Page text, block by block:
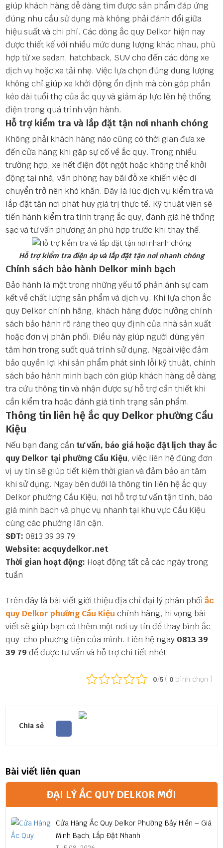
giúp khách hàng dễ dàng tìm được sản phẩm đáp ứng
đúng nhu cầu sử dụng mà không phải đánh đổi giữa
hiệu suất và chi phí. Các dòng ắc quy Delkor hiện nay
được thiết kế với nhiều mức dung lượng khác nhau, phù
hợp từ xe sedan, hatchback, SUV cho đến các dòng xe
dịch vụ hoặc xe tải nhẹ. Việc lựa chọn đúng dung lượng
không chỉ giúp xe khởi động ổn định mà còn góp phần
kéo dài tuổi thọ của ắc quy và giảm áp lực lên hệ thống
điện trong quá trình vận hành.
Hỗ trợ kiểm tra và lắp đặt tận nơi nhanh chóng
Không phải khách hàng nào cũng có thời gian đưa xe
đến cửa hàng khi gặp sự cố về ắc quy. Trong nhiều
trường hợp, xe hết điện đột ngột hoặc không thể khởi
động tại nhà, văn phòng hay bãi đỗ xe khiến việc di
chuyển trở nên khó khăn. Đây là lúc dịch vụ kiểm tra và
lắp đặt tận nơi phát huy giá trị thực tế. Kỹ thuật viên sẽ
tiến hành kiểm tra tình trạng ắc quy, đánh giá hệ thống
sạc và tư vấn phương án phù hợp trước khi thay thế.
Hỗ trợ kiểm tra điện áp và lắp đặt tận nơi nhanh chóng
Chính sách bảo hành Delkor minh bạch
Bảo hành là một trong những yếu tố phản ánh sự cam
kết về chất lượng sản phẩm và dịch vụ. Khi lựa chọn ắc
quy Delkor chính hãng, khách hàng được hưởng chính
sách bảo hành rõ ràng theo quy định của nhà sản xuất
hoặc đơn vị phân phối. Điều này giúp người dùng yên
tâm hơn trong suốt quá trình sử dụng. Ngoài việc đảm
bảo quyền lợi khi sản phẩm phát sinh lỗi kỹ thuật, chính
sách bảo hành minh bạch còn giúp khách hàng dễ dàng
tra cứu thông tin và nhận được sự hỗ trợ cần thiết khi
cần kiểm tra hoặc đánh giá tình trạng sản phẩm.
Thông tin liên hệ ắc quy Delkor phường Cầu
Kiệu
Nếu bạn đang cần tư vấn, báo giá hoặc đặt lịch thay ắc
quy Delkor tại phường Cầu Kiệu, việc liên hệ đúng đơn
vị uy tín sẽ giúp tiết kiệm thời gian và đảm bảo an tâm
khi sử dụng. Ngay bên dưới là thông tin liên hệ ắc quy
Delkor phường Cầu Kiệu, nơi hỗ trợ tư vấn tận tình, báo
giá minh bạch và phục vụ nhanh tại khu vực Cầu Kiệu
cùng các phường lân cận.
SĐT: 0813 39 39 79
Website: acquydelkor.net
Thời gian hoạt động: Hoạt động tất cả các ngày trong
tuần
Trên đây là bài viết giới thiệu địa chỉ đại lý phân phối ắc
quy Delkor phường Cầu Kiệuchính hãng, hi vọng bài
viết sẽ giúp bạn có thêm một nơi uy tín để thay bình ắc
quy cho phương tiện của mình. Liên hệ ngay 0813 39
39 79 để được tư vấn và hỗ trợ chi tiết nhé!
0/5 ( 0 bình chọn )
Chia sẻ
Bài viết liên quan
ĐẠI LÝ ẮC QUY DELKOR MỚI
Cửa Hàng Ắc Quy Delkor Phường Bảy Hiền – Giá
Minh Bạch, Lắp Đặt Nhanh